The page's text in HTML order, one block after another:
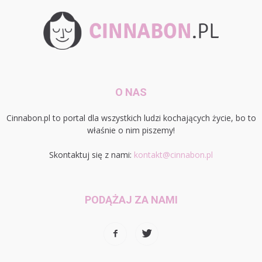
O NAS
Cinnabon.pl to portal dla wszystkich ludzi kochających życie, bo to
właśnie o nim piszemy!
Skontaktuj się z nami: kontakt@cinnabon.pl
PODĄŻAJ ZA NAMI